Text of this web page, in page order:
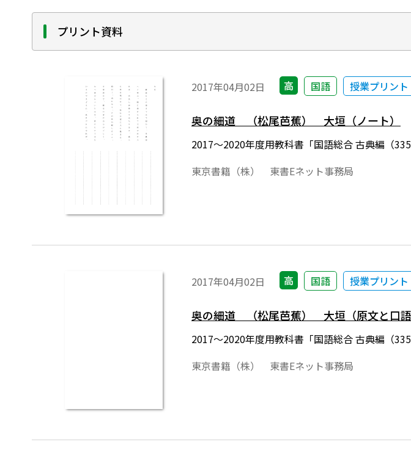
プリント資料
2017年04月02日 高 国語 授業プリン
奥の細道 （松尾芭蕉） 大垣（ノート）
2017～2020年度用教科書「国語総合 古典編（
東京書籍（株） 東書Eネット事務局
2017年04月02日 高 国語 授業プリン
奥の細道 （松尾芭蕉） 大垣（原文と口語
2017～2020年度用教科書「国語総合 古典編（
東京書籍（株） 東書Eネット事務局